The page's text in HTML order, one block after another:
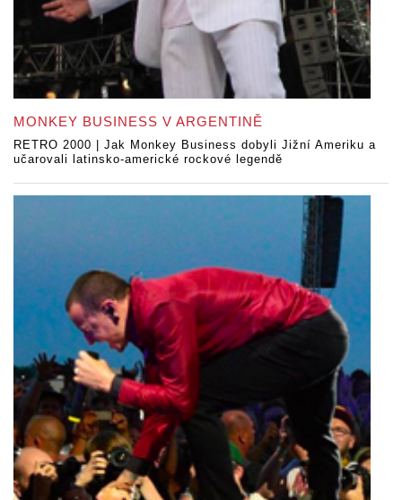
MONKEY BUSINESS V ARGENTINĚ
RETRO 2000 | Jak Monkey Business dobyli Jižní Ameriku a
učarovali latinsko-americké rockové legendě